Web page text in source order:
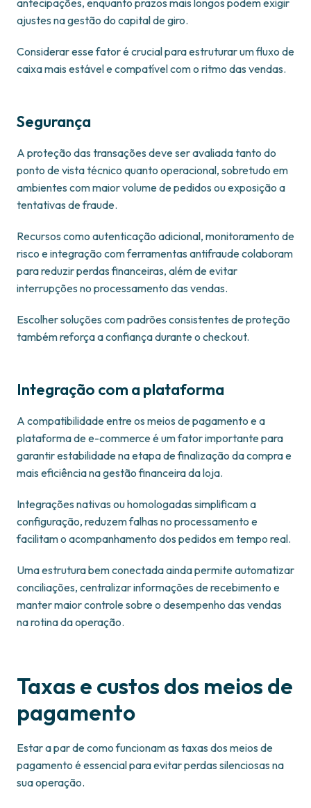
antecipações, enquanto prazos mais longos podem exigir
ajustes na gestão do capital de giro.
Considerar esse fator é crucial para estruturar um fluxo de
caixa mais estável e compatível com o ritmo das vendas.
Segurança
A proteção das transações deve ser avaliada tanto do
ponto de vista técnico quanto operacional, sobretudo em
ambientes com maior volume de pedidos ou exposição a
tentativas de fraude.
Recursos como autenticação adicional, monitoramento de
risco e integração com ferramentas antifraude colaboram
para reduzir perdas financeiras, além de evitar
interrupções no processamento das vendas.
Escolher soluções com padrões consistentes de proteção
também reforça a confiança durante o checkout.
Integração com a plataforma
A compatibilidade entre os meios de pagamento e a
plataforma de e-commerce é um fator importante para
garantir estabilidade na etapa de finalização da compra e
mais eficiência na gestão financeira da loja.
Integrações nativas ou homologadas simplificam a
configuração, reduzem falhas no processamento e
facilitam o acompanhamento dos pedidos em tempo real.
Uma estrutura bem conectada ainda permite automatizar
conciliações, centralizar informações de recebimento e
manter maior controle sobre o desempenho das vendas
na rotina da operação.
Taxas e custos dos meios de
pagamento
Estar a par de como funcionam as taxas dos meios de
pagamento é essencial para evitar perdas silenciosas na
sua operação.